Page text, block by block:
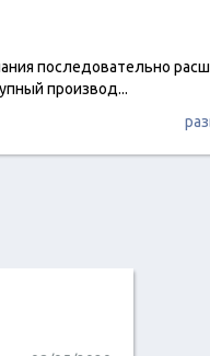
последовательно
производ...